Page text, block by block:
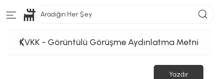
Aradığın Her Şey
KVKK - Görüntülü Görüşme Aydınlatma Metni
Yazdır